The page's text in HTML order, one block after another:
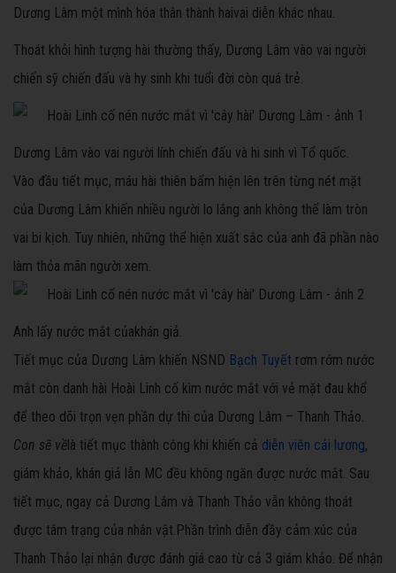
Dương Lâm một mình hóa thân thành haivai diễn khác nhau.
Thoát khỏi hình tượng hài thường thấy, Dương Lâm vào vai người
chiến sỹ chiến đấu và hy sinh khi tuổi đời còn quá trẻ.
Dương Lâm vào vai người lính chiến đấu và hi sinh vì Tổ quốc.
Vào đầu tiết mục, máu hài thiên bẩm hiện lên trên từng nét mặt
của Dương Lâm khiến nhiều người lo lắng anh không thể làm tròn
vai bi kịch. Tuy nhiên, những thể hiện xuất sắc của anh đã phần nào
làm thỏa mãn người xem.
Anh lấy nước mắt củakhán giả.
Tiết mục của Dương Lâm khiến NSND Bạch Tuyết rơm rớm nước
mắt còn danh hài Hoài Linh cố kìm nước mắt với vẻ mặt đau khổ
để theo dõi trọn vẹn phần dự thi của Dương Lâm – Thanh Thảo.
Con sẽ về là tiết mục thành công khi khiến cả diễn viên cải lương,
giám khảo, khán giả lẫn MC đều không ngăn được nước mắt. Sau
tiết mục, ngay cả Dương Lâm và Thanh Thảo vẫn không thoát
được tâm trạng của nhân vật.Phần trình diễn đầy cảm xúc của
Thanh Thảo lại nhận được đánh giá cao từ cả 3 giám khảo. Để nhận